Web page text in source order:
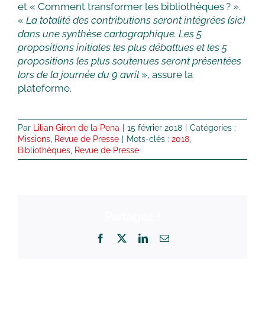
et « Comment transformer les bibliothèques ? ».
« La totalité des contributions seront intégrées (sic)
dans une synthèse cartographique. Les 5
propositions initiales les plus débattues et les 5
propositions les plus soutenues seront présentées
lors de la journée du 9 avril », assure la
plateforme.
Par Lilian Giron de la Pena 15 février 2018
Catégories :
Missions Revue de Presse Mots-clés : 2018
Bibliothèques Revue de Presse
Facebook LinkedInEmail